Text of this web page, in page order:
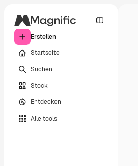
Erstellen
Startseite
Suchen
Stock
Entdecken
Alle tools